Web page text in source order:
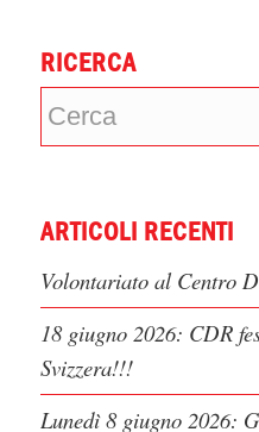
RICERCA
ARTICOLI RECENTI
Volontariato al Centro
18 giugno 2026: CDR
Svizzera!!!
Lunedì 8 giugno 2026: